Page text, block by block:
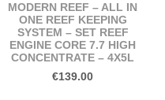
MODERN REEF – ALL IN
ONE REEF KEEPING
SYSTEM – SET REEF
ENGINE CORE 7.7 HIGH
CONCENTRATE – 4X5L
€139.00